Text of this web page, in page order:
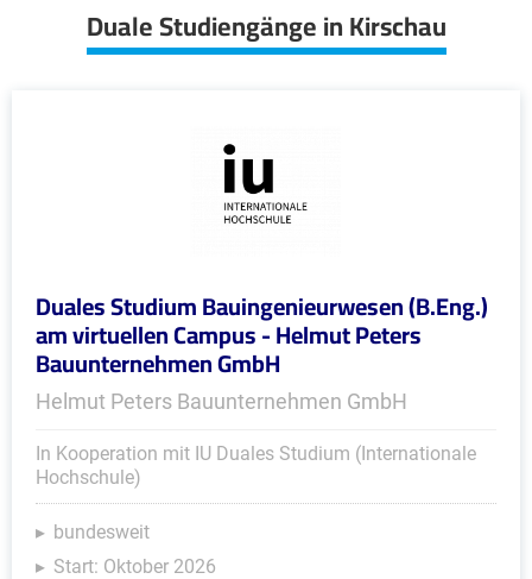
Duale Studiengänge in Kirschau
Duales Studium Bauingenieurwesen (B.Eng.)
am virtuellen Campus - Helmut Peters
Bauunternehmen GmbH
Helmut Peters Bauunternehmen GmbH
In Kooperation mit IU Duales Studium (Internationale
Hochschule)
bundesweit
Start: Oktober 2026